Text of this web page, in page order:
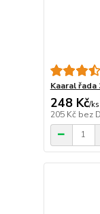
Kaaral řada
248 Kč/ks
205 Kč bez